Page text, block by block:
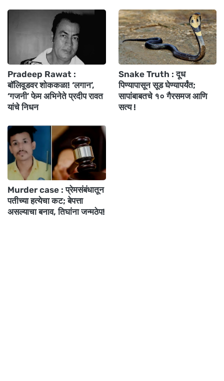
Pradeep Rawat :
बॉलिवूडवर शोककळा! ‘लगान’,
‘गजनी’ फेम अभिनेते प्रदीप रावत
यांचे निधन
Snake Truth : दूध
पिण्यापासून सूड घेण्यापर्यंत;
सापांबाबतचे १० गैरसमज आणि
सत्य !
Murder case : प्रेमसंबंधातून
पतीच्या हत्येचा कट; बेपत्ता
असल्याचा बनाव, तिघांना जन्मठेप!